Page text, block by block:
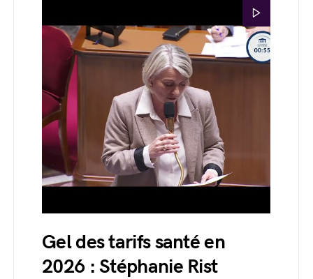
Gel des tarifs santé en
2026 : Stéphanie Rist